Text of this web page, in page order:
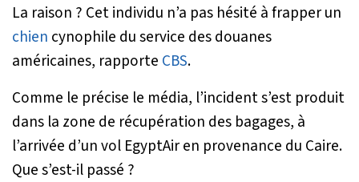
La raison ? Cet individu n’a pas hésité à frapper un
chien cynophile du service des douanes
américaines, rapporte CBS.
Comme le précise le média, l’incident s’est produit
dans la zone de récupération des bagages, à
l’arrivée d’un vol EgyptAir en provenance du Caire.
Que s’est-il passé ?